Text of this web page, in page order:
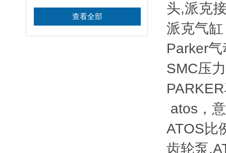
查看全部
头,派克
派克气
Parker
SMC压
atos，
ATOS比
齿轮泵